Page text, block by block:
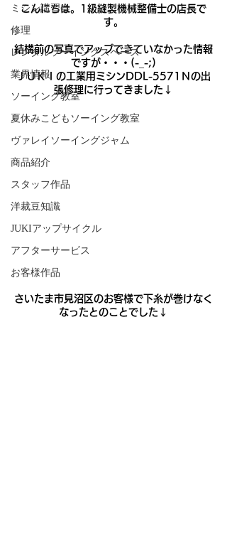
ミシン講習会
修理
レンタルソーイングスペース
業界情報
ソーイング教室
夏休みこどもソーイング教室
ヴァレイソーイングジャム
商品紹介
スタッフ作品
洋裁豆知識
JUKIアップサイクル
アフターサービス
お客様作品
こんにちは。1級縫製機械整備士の店長で
す。
結構前の写真でアップできていなかった情報
ですが・・・(-_-;)
ＪＵＫＩの工業用ミシンDDL-5571Ｎの出
張修理に行ってきました↓
さいたま市見沼区のお客様で下糸が巻けなく
なったとのことでした↓